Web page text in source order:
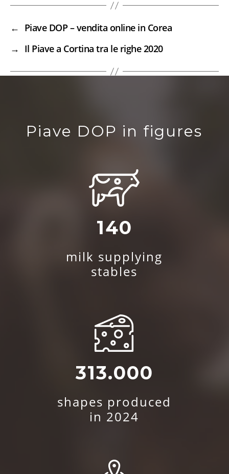
← Piave DOP – vendita online in Corea
→ Il Piave a Cortina tra le righe 2020
Piave DOP in figures
140
milk supplying
stables
313.000
shapes produced
in 2024